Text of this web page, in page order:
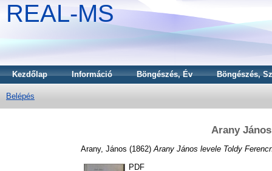
REAL-MS
Kezdőlap Információ Böngészés, Év Böngészés,
Belépés
Arany
Arany, János (1862) Arany János levele Toldy
PDF